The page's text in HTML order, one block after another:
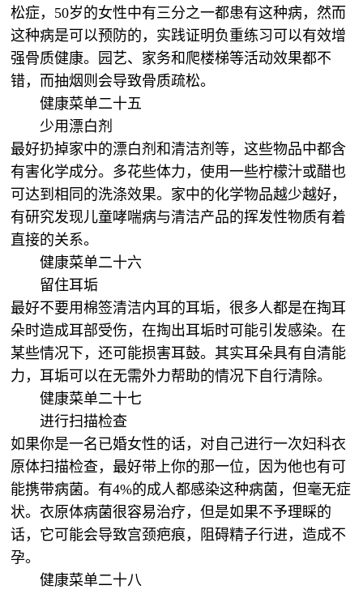
松症，50岁的女性中有三分之一都患有这种病，然而
这种病是可以预防的，实践证明负重练习可以有效增
强骨质健康。园艺、家务和爬楼梯等活动效果都不
错，而抽烟则会导致骨质疏松。
健康菜单二十五
少用漂白剂
最好扔掉家中的漂白剂和清洁剂等，这些物品中都含
有害化学成分。多花些体力，使用一些柠檬汁或醋也
可达到相同的洗涤效果。家中的化学物品越少越好，
有研究发现儿童哮喘病与清洁产品的挥发性物质有着
直接的关系。
健康菜单二十六
留住耳垢
最好不要用棉签清洁内耳的耳垢，很多人都是在掏耳
朵时造成耳部受伤，在掏出耳垢时可能引发感染。在
某些情况下，还可能损害耳鼓。其实耳朵具有自清能
力，耳垢可以在无需外力帮助的情况下自行清除。
健康菜单二十七
进行扫描检查
如果你是一名已婚女性的话，对自己进行一次妇科衣
原体扫描检查，最好带上你的那一位，因为他也有可
能携带病菌。有4%的成人都感染这种病菌，但毫无症
状。衣原体病菌很容易治疗，但是如果不予理睬的
话，它可能会导致宫颈疤痕，阻碍精子行进，造成不
孕。
健康菜单二十八